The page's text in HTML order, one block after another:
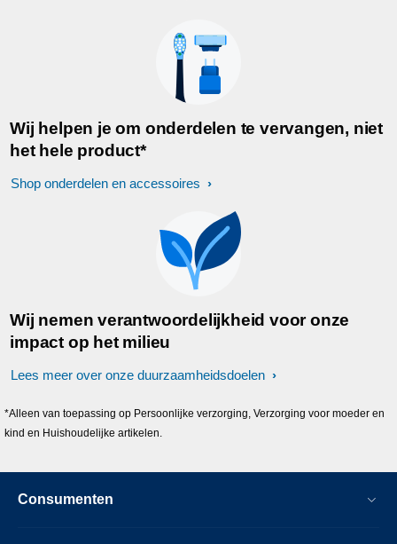
Wij helpen je om onderdelen te vervangen, niet
het hele product*
Shop onderdelen en accessoires
Wij nemen verantwoordelijkheid voor onze
impact op het milieu
Lees meer over onze duurzaamheidsdoelen
*Alleen van toepassing op Persoonlijke verzorging, Verzorging voor moeder en
kind en Huishoudelijke artikelen.
Consumenten